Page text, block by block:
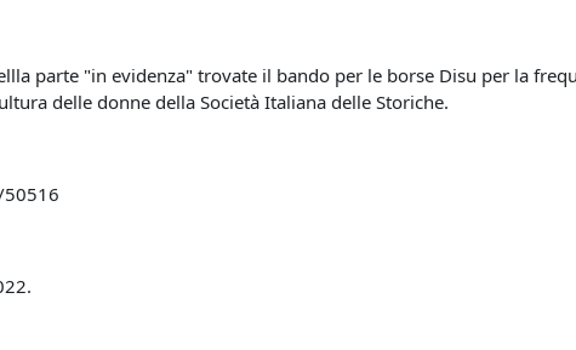
parte "in evidenza" trovate il bando per le borse Disu per la
delle donne della Società Italiana delle Storiche.